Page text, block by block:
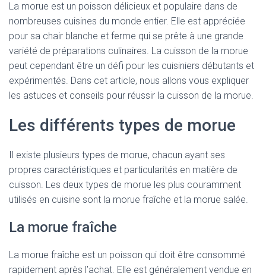
La morue est un poisson délicieux et populaire dans de
nombreuses cuisines du monde entier. Elle est appréciée
pour sa chair blanche et ferme qui se prête à une grande
variété de préparations culinaires. La cuisson de la morue
peut cependant être un défi pour les cuisiniers débutants et
expérimentés. Dans cet article, nous allons vous expliquer
les astuces et conseils pour réussir la cuisson de la morue.
Les différents types de morue
Il existe plusieurs types de morue, chacun ayant ses
propres caractéristiques et particularités en matière de
cuisson. Les deux types de morue les plus couramment
utilisés en cuisine sont la morue fraîche et la morue salée.
La morue fraîche
La morue fraîche est un poisson qui doit être consommé
rapidement après l’achat. Elle est généralement vendue en